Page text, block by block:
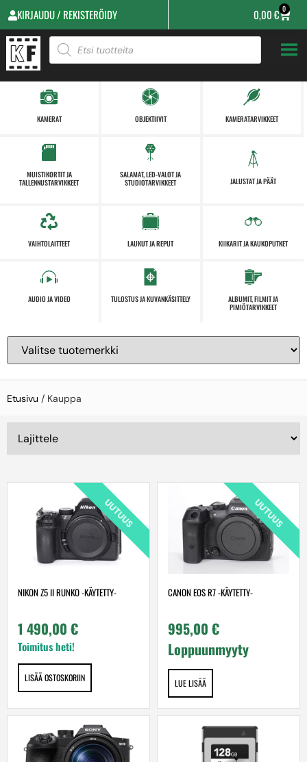
KIRJAUDU / REKISTERÖIDY 0,00€ 0
KAMERAT OBJEKTIIVIT KAMERATARVIKKEET
MUISTIKORTIT JA
TALLENNUSTARVIKKEET
SALAMAT, LED-VALOT JA
STUDIOTARVIKKEET
JALUSTAT JA PÄÄT
VAIHTOLAITTEET LAUKUT JA REPUT KIIKARIT JA KAUKOPUTKET
AUDIO JA VIDEO TULOSTUS JA KUVANKÄSITTELY
ALBUMIT, FILMIT JA
PIMIÖTARVIKKEET
Etusivu / Kauppa
UUTUUS
NIKON Z5 II RUNKO -KÄYTETTY-
1 490,00 €
Toimitus heti!
LISÄÄ OSTOSKORIIN
UUTUUS
CANON EOS R7 -KÄYTETTY-
995,00 €
Loppuunmyyty
LUE LISÄÄ